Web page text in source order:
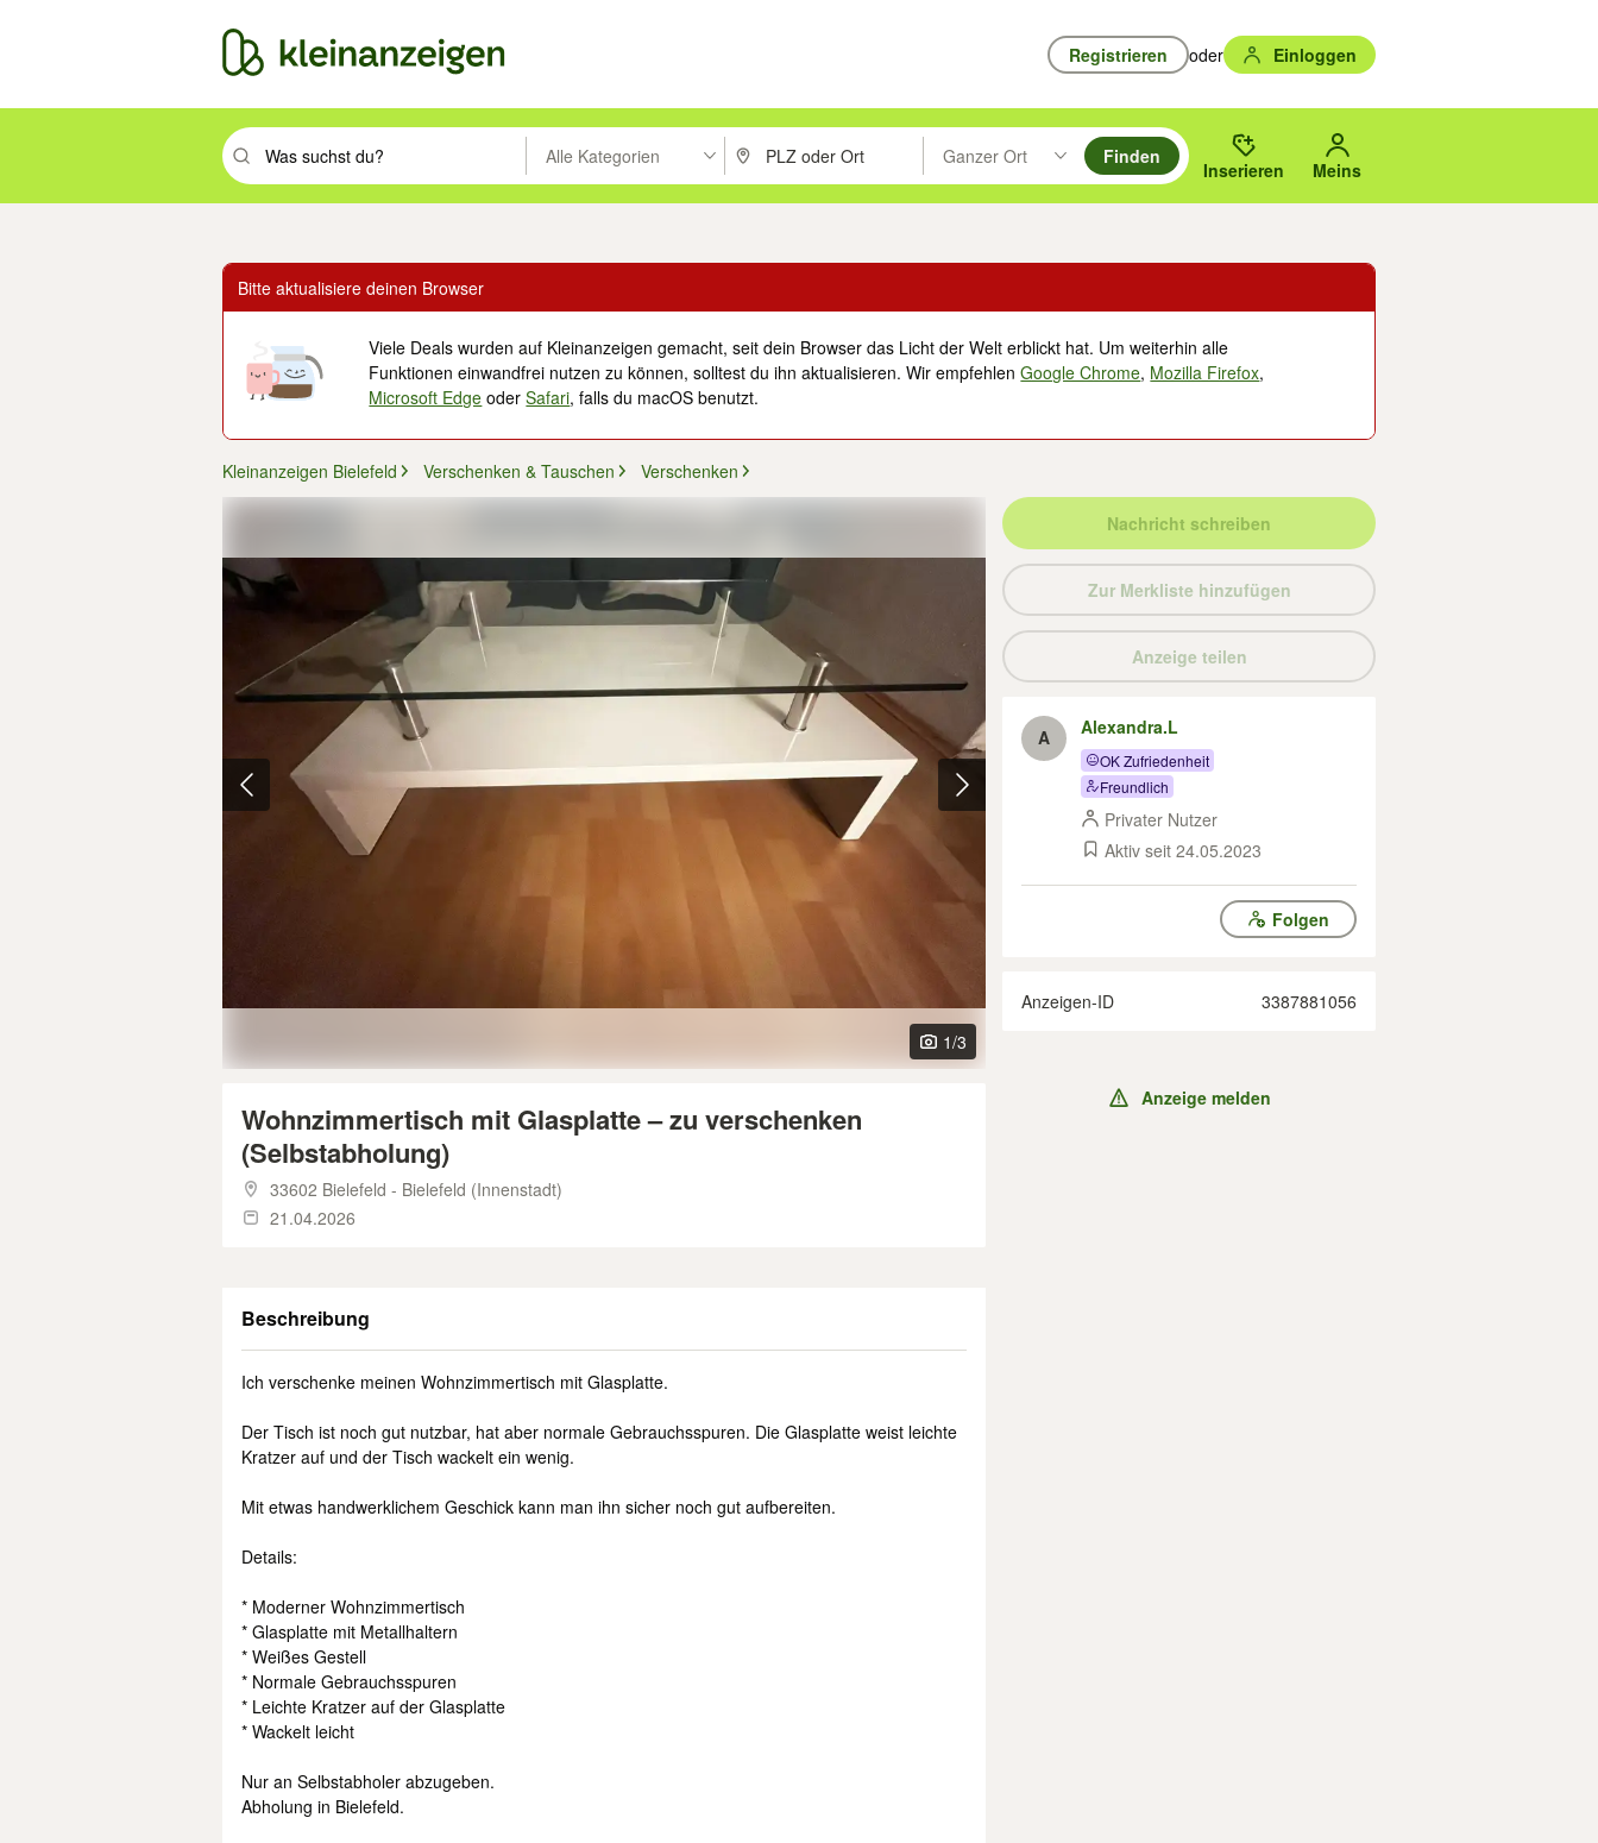
Registrieren oder Einloggen
Suchbegriff eingeben. Eingabetaste drücken um zu suchen, oder Vorschläge mit den Pfeiltasten nach oben/unten durchsuchen und mit Eingabetaste auswählen.
Alle Kategorien PLZ oder Ort eingeben. Eingabetaste drücken um zu suchen, oder Vorschläge mit den Pfeiltasten nach oben/
Ganzer Ort
Suche im Umkreis des gewählten Orts oder PLZ.
Finden
Inserieren Meins
Bitte aktualisiere deinen Browser
Viele Deals wurden auf Kleinanzeigen gemacht, seit dein Browser das Licht der Welt erblickt hat. Um weiterhin alle
Funktionen einwandfrei nutzen zu können, solltest du ihn aktualisieren. Wir empfehlenGoogle Chrome, Mozilla Firefox,
Microsoft Edge oderSafari, falls du macOS benutzt.
Kleinanzeigen Bielefeld Verschenken & Tauschen Verschenken
1/3
Wohnzimmertisch mit Glasplatte – zu verschenken
(Selbstabholung)
33602 Bielefeld - Bielefeld (Innenstadt)
21.04.2026
Beschreibung
Ich verschenke meinen Wohnzimmertisch mit Glasplatte.
Der Tisch ist noch gut nutzbar, hat aber normale Gebrauchsspuren. Die Glasplatte weist leichte
Kratzer auf und der Tisch wackelt ein wenig.
Mit etwas handwerklichem Geschick kann man ihn sicher noch gut aufbereiten.
Details:
* Moderner Wohnzimmertisch
* Glasplatte mit Metallhaltern
* Weißes Gestell
* Normale Gebrauchsspuren
* Leichte Kratzer auf der Glasplatte
* Wackelt leicht
Nur an Selbstabholer abzugeben.
Abholung in Bielefeld.
Nachricht schreiben
Zur Merkliste hinzufügen
Anzeige teilen
A Alexandra.L
OK Zufriedenheit
Freundlich
Privater Nutzer
Aktiv seit 24.05.2023
Folgen
Anzeigen-ID 3387881056
Anzeige melden